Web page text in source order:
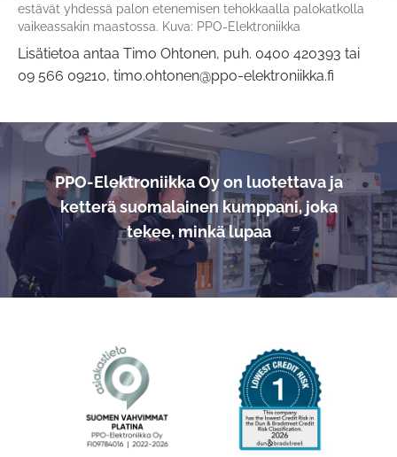
estävät yhdessä palon etenemisen tehokkaalla palokatkolla
vaikeassakin maastossa. Kuva: PPO-Elektroniikka
Lisätietoa antaa Timo Ohtonen, puh. 0400 420393 tai
09 566 09210, timo.ohtonen@ppo-elektroniikka.fi
PPO-Elektroniikka Oy on luotettava ja
ketterä suomalainen kumppani, joka
tekee, minkä lupaa